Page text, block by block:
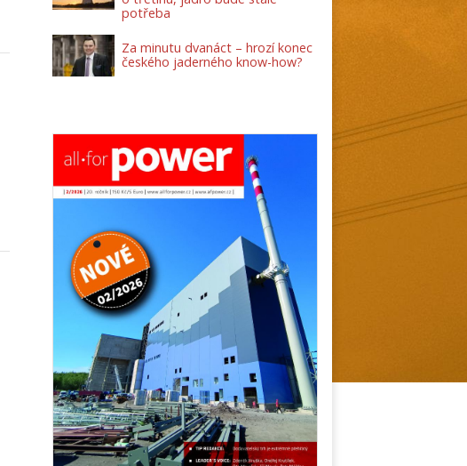
potřeba
Za minutu dvanáct – hrozí konec
českého jaderného know-how?